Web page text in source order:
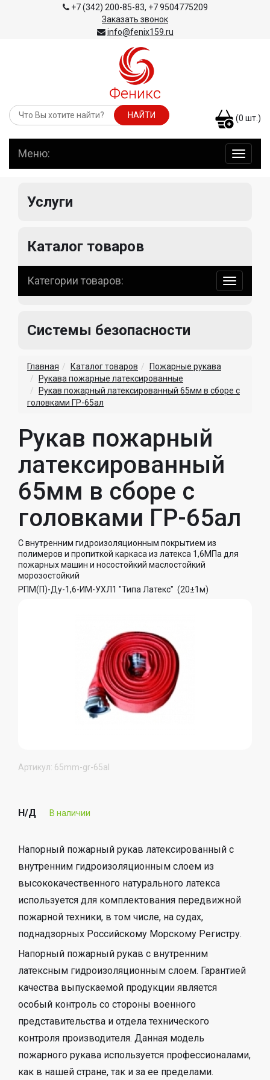
+7 (342) 200-85-83, +7 9504775209
Заказать звонок
info@fenix159.ru
(0 шт.)
по
Меню:
Услуги
Каталог товаров
по
Категории товаров:
Системы безопасности
Главная Каталог товаров
Пожарные рукава
Рукава пожарные латексированные
Рукав пожарный латексированный 65мм в сборе с
головками ГР-65ал
Рукав пожарный
латексированный
65мм в сборе с
головками ГР-65ал
С внутренним гидроизоляционным покрытием из
полимеров и пропиткой каркаса из латекса 1,6МПа для
пожарных машин и носостойкий маслостойкий
морозостойкий
РПМ(П)-Ду-1,6-ИМ-УХЛ1 "Типа Латекс" (20±1м)
Артикул: 65mm-gr-65al
Н/Д В наличии
Напорный пожарный рукав латексированный с
внутренним гидроизоляционным слоем из
высококачественного натурального латекса
используется для комплектования передвижной
пожарной техники, в том числе, на судах,
поднадзорных Российскому Морскому Регистру.
Напорный пожарный рукав с внутренним
латексным гидроизоляционным слоем. Гарантией
качества выпускаемой продукции является
особый контроль со стороны военного
представительства и отдела технического
контроля производителя. Данная модель
пожарного рукава используется профессионалами,
как в нашей стране, так и за ее пределами.